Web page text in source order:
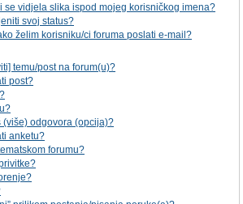
se vidjela slika ispod mojeg korisničkog imena?
svoj status?
želim korisniku/ci foruma poslati e-mail?
temu/post na forum(u)?
post?
odgovora (opcija)?
anketu?
forumu?